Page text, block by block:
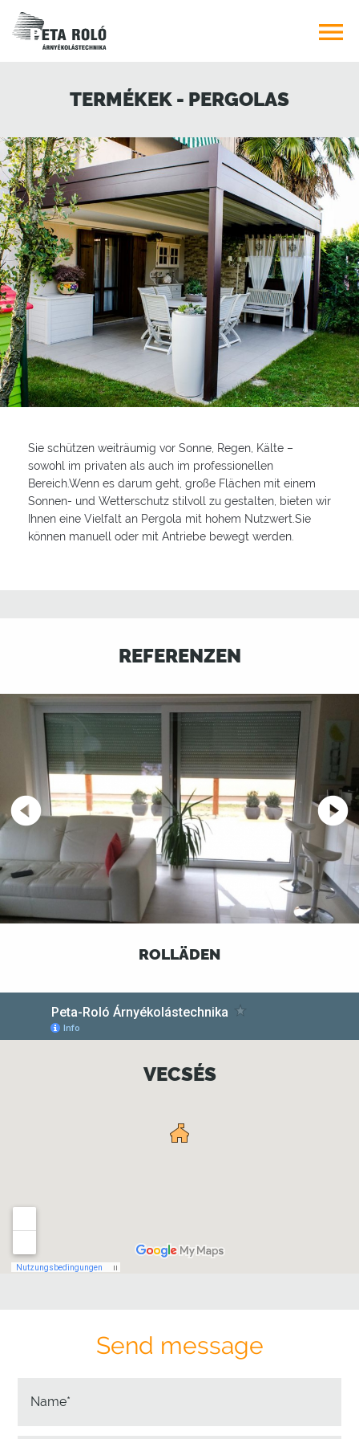

TERMÉKEK - PERGOLAS
Sie schützen weiträumig vor Sonne, Regen, Kälte –
sowohl im privaten als auch im professionellen
Bereich.Wenn es darum geht, große Flächen mit einem
Sonnen- und Wetterschutz stilvoll zu gestalten, bieten wir
Ihnen eine Vielfalt an Pergola mit hohem Nutzwert.Sie
können manuell oder mit Antriebe bewegt werden.
REFERENZEN
ROLLÄDEN
VECSÉS
Send message